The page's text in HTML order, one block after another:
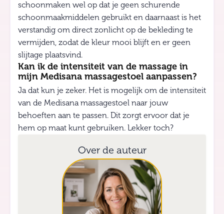
schoonmaken wel op dat je geen schurende
schoonmaakmiddelen gebruikt en daarnaast is het
verstandig om direct zonlicht op de bekleding te
vermijden, zodat de kleur mooi blijft en er geen
slijtage plaatsvind.
Kan ik de intensiteit van de massage in
mijn Medisana massagestoel aanpassen?
Ja dat kun je zeker. Het is mogelijk om de intensiteit
van de Medisana massagestoel naar jouw
behoeften aan te passen. Dit zorgt ervoor dat je
hem op maat kunt gebruiken. Lekker toch?
Over de auteur